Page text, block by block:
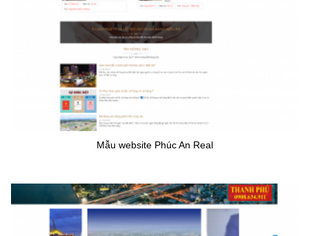
Mẫu website Phúc An Real